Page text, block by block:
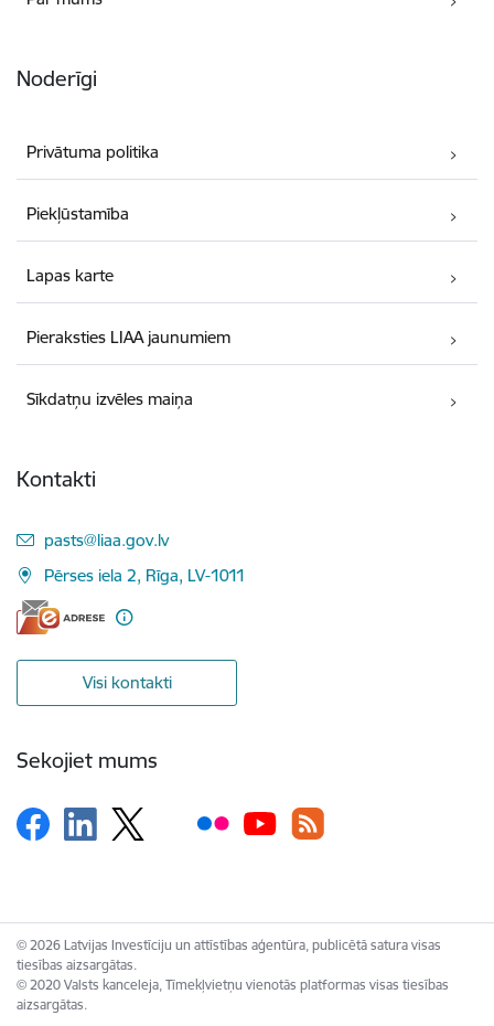
Noderīgi
Privātuma politika
Piekļūstamība
Lapas karte
Pieraksties LIAA jaunumiem
Sīkdatņu izvēles maiņa
Kontakti
E-pasts:
pasts@liaa.gov.lv
Pērses iela 2, Rīga, LV-1011
Visi kontakti
Sekojiet mums
© 2026 Latvijas Investīciju un attīstības aģentūra, publicētā satura visas
tiesības aizsargātas.
© 2020 Valsts kanceleja, Tīmekļvietņu vienotās platformas visas tiesības
aizsargātas.